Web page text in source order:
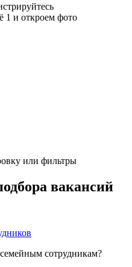
1 и откроем фото
или фильтры
вакансий
сотрудникам?